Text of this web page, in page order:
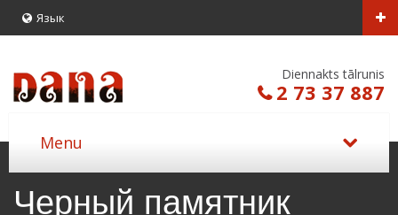
Язык
Diennakts tālrunis
2 73 37 887
Черный памятник